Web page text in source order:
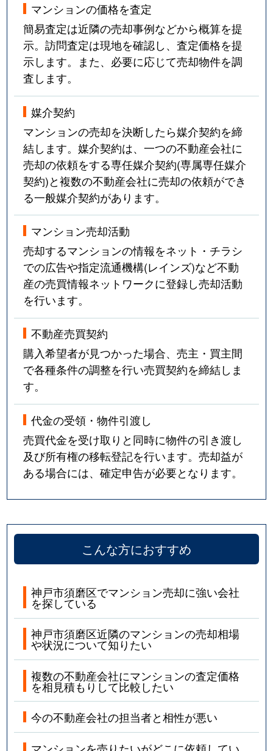
マンションの価格を査定
簡易査定は近隣の売却事例などから概算を提
示。訪問査定は現地を確認し、査定価格を提
示します。また、必要に応じて売却物件を調
査します。
媒介契約
マンションの売却を決断したら媒介契約を締
結します。媒介契約は、一つの不動産会社に
売却の依頼をする専任媒介契約(専属専任媒介
契約)と複数の不動産会社に売却の依頼ができ
る一般媒介契約があります。
マンション売却活動
売却するマンションの情報をネット・チラシ
での広告や指定流通機構(レインズ)など不動
産の売買情報ネットワークに登録し売却活動
を行います。
不動産売買契約
購入希望者が見つかった場合、売主・買主間
で各種条件の調整を行い売買契約を締結しま
す。
代金の受領・物件引渡し
売買代金を受け取りと同時に物件の引き渡し
及び所有権の移転登記を行います。売却益が
ある場合には、確定申告が必要となります。
こんな方におすすめ
神戸市須磨区でマンション売却に強い会社
を探している
神戸市須磨区近隣のマンションの売却相場
や状況について知りたい
複数の不動産会社にマンションの査定価格
を相見積もりして比較したい
今の不動産会社の担当者と相性が悪い
マンションを売りたいがどこに依頼してい